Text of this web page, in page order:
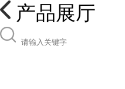
产品展厅